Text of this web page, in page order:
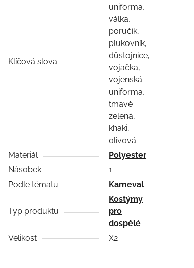
Klíčová slova
uniforma,
válka,
poručík,
plukovník,
důstojnice,
vojačka,
vojenská
uniforma,
tmavě
zelená,
khaki,
olivová
Materiál
Polyester
Násobek
1
Podle tématu
Karneval
Typ produktu
Kostýmy
pro
dospělé
Velikost
X2